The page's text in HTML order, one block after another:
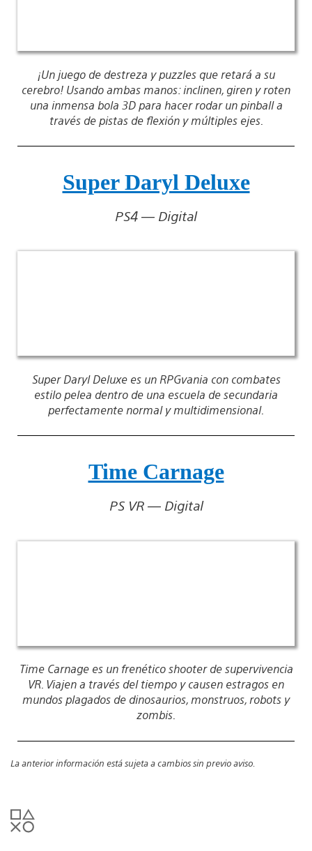
¡Un juego de destreza y puzzles que retará a su
cerebro! Usando ambas manos: inclinen, giren y roten
una inmensa bola 3D para hacer rodar un pinball a
través de pistas de flexión y múltiples ejes.
Super Daryl Deluxe
PS4 — Digital
Super Daryl Deluxe es un RPGvania con combates
estilo pelea dentro de una escuela de secundaria
perfectamente normal y multidimensional.
Time Carnage
PS VR — Digital
Time Carnage es un frenético shooter de supervivencia
VR. Viajen a través del tiempo y causen estragos en
mundos plagados de dinosaurios, monstruos, robots y
zombis.
La anterior información está sujeta a cambios sin previo aviso.